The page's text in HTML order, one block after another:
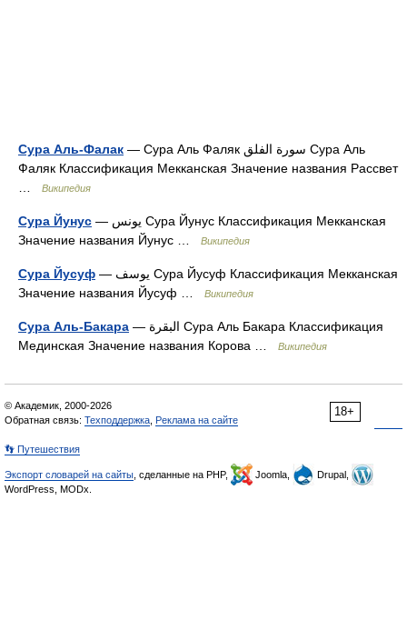
Сура Аль-Фалак — Сура Аль Фаляк سورة الفلق Сура Аль
Фаляк Классификация Мекканская Значение названия Рассвет
Википедия
Сура Йунус — يونس Сура Йунус Классификация Мекканская
Значение названия Йунус …
Википедия
Сура Йусуф — يوسف Сура Йусуф Классификация Мекканская
Значение названия Йусуф …
Википедия
Сура Аль-Бакара — البقرة Сура Аль Бакара Классификация
Мединская Значение названия Корова …
Википедия
18+
© Академик, 2000-2026
Обратная связь: Техподдержка Реклама на сайте
👣 Путешествия
Экспорт словарей на сайты , сделанные на PHP, Joomla,
Drupal,
WordPress, MODx.